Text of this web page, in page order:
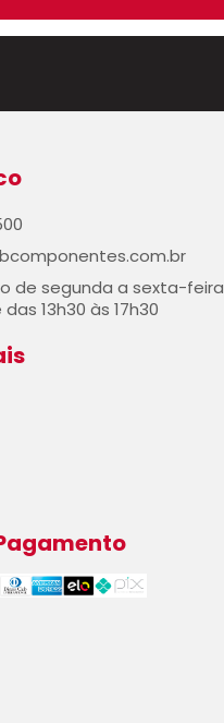
de segunda a sexta-feira
13h30 às 17h30